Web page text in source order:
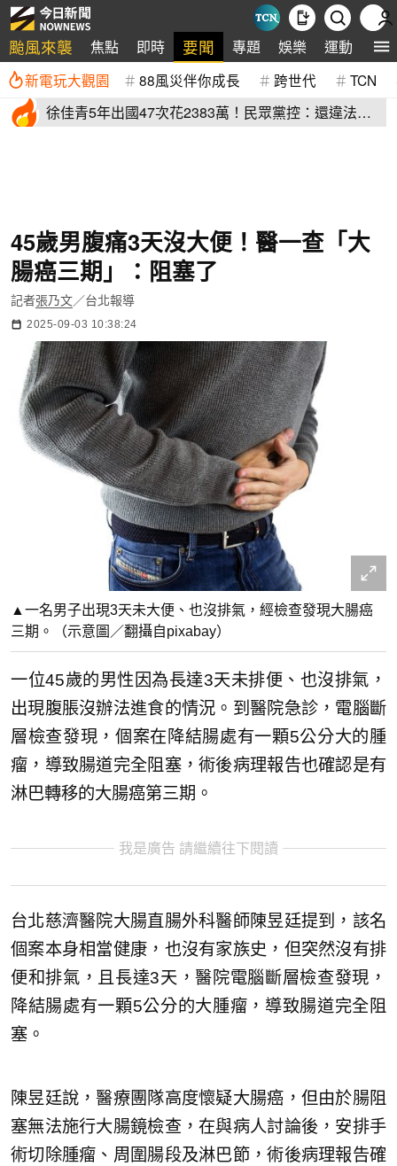
颱風來襲 焦點 即時 要聞 專題 娛樂 運動 全
新電玩大觀園 88風災伴你成長 跨世代 TCN
徐佳青5年出國47次花2383萬！民眾黨控：還違法帶
45歲男腹痛3天沒大便！醫一查「大
腸癌三期」：阻塞了
記者張乃文／台北報導
2025-09-03 10:38:24
▲一名男子出現3天未大便、也沒排氣，經檢查發現大腸癌
三期。（示意圖／翻攝自pixabay）
一位45歲的男性因為長達3天未排便、也沒排氣，
出現腹脹沒辦法進食的情況。到醫院急診，電腦斷
層檢查發現，個案在降結腸處有一顆5公分大的腫
瘤，導致腸道完全阻塞，術後病理報告也確認是有
淋巴轉移的大腸癌第三期。
我是廣告 請繼續往下閱讀
台北慈濟醫院大腸直腸外科醫師陳昱廷提到，該名
個案本身相當健康，也沒有家族史，但突然沒有排
便和排氣，且長達3天，醫院電腦斷層檢查發現，
降結腸處有一顆5公分的大腫瘤，導致腸道完全阻
塞。
陳昱廷說，醫療團隊高度懷疑大腸癌，但由於腸阻
塞無法施行大腸鏡檢查，在與病人討論後，安排手
術切除腫瘤、周圍腸段及淋巴節，術後病理報告確